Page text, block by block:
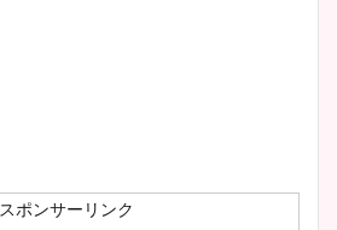
肉も凄い！
スポンサーリンク